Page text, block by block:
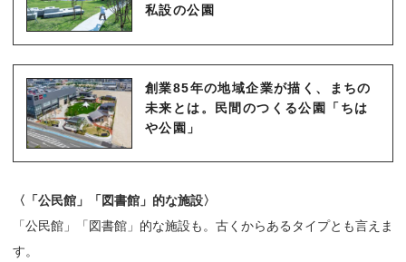
私設の公園
創業85年の地域企業が描く、まちの
未来とは。民間のつくる公園「ちは
や公園」
〈「公民館」「図書館」的な施設〉
「公民館」「図書館」的な施設も。古くからあるタイプとも言えま
す。